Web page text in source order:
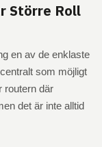
Större Roll
en av de enklaste
som möjligt
routern där
det är inte alltid